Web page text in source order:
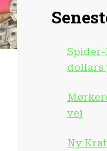
dollars
vej
Ny